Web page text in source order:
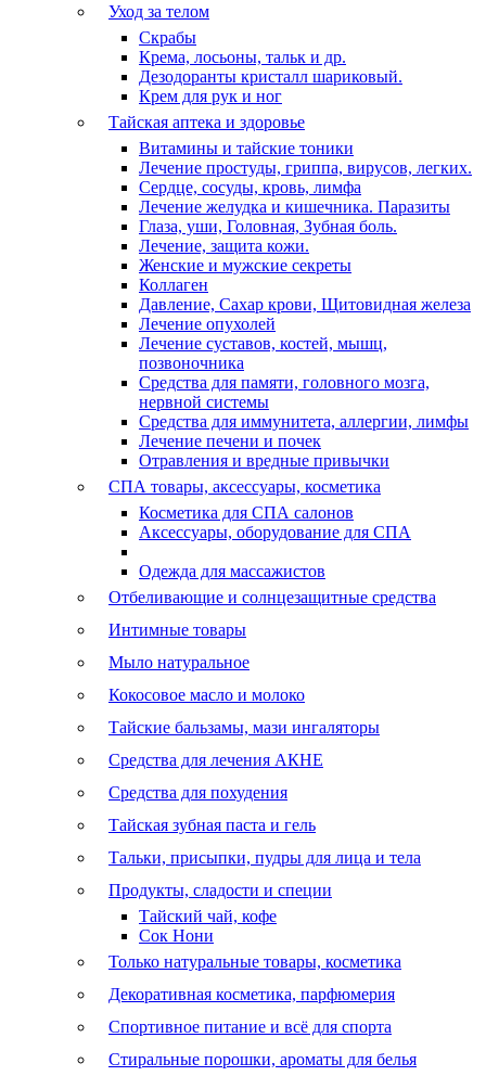
Уход за телом
Скрабы
Крема, лосьоны, тальк и др.
Дезодоранты кристалл шариковый.
Крем для рук и ног
Тайская аптека и здоровье
Витамины и тайские тоники
Лечение простуды, гриппа, вирусов, легких.
Сердце, сосуды, кровь, лимфа
Лечение желудка и кишечника. Паразиты
Глаза, уши, Головная, Зубная боль.
Лечение, защита кожи.
Женские и мужские секреты
Коллаген
Давление, Сахар крови, Щитовидная железа
Лечение опухолей
Лечение суставов, костей, мышц,
позвоночника
Средства для памяти, головного мозга,
нервной системы
Средства для иммунитета, аллергии, лимфы
Лечение печени и почек
Отравления и вредные привычки
СПА товары, аксессуары, косметика
Косметика для СПА салонов
Аксессуары, оборудование для СПА
Одежда для массажистов
Отбеливающие и солнцезащитные средства
Интимные товары
Мыло натуральное
Кокосовое масло и молоко
Тайские бальзамы, мази ингаляторы
Средства для лечения АКНЕ
Средства для похудения
Тайская зубная паста и гель
Тальки, присыпки, пудры для лица и тела
Продукты, сладости и специи
Тайский чай, кофе
Сок Нони
Только натуральные товары, косметика
Декоративная косметика, парфюмерия
Спортивное питание и всё для спорта
Стиральные порошки, ароматы для белья